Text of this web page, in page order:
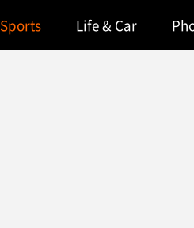
Sports Life & Car